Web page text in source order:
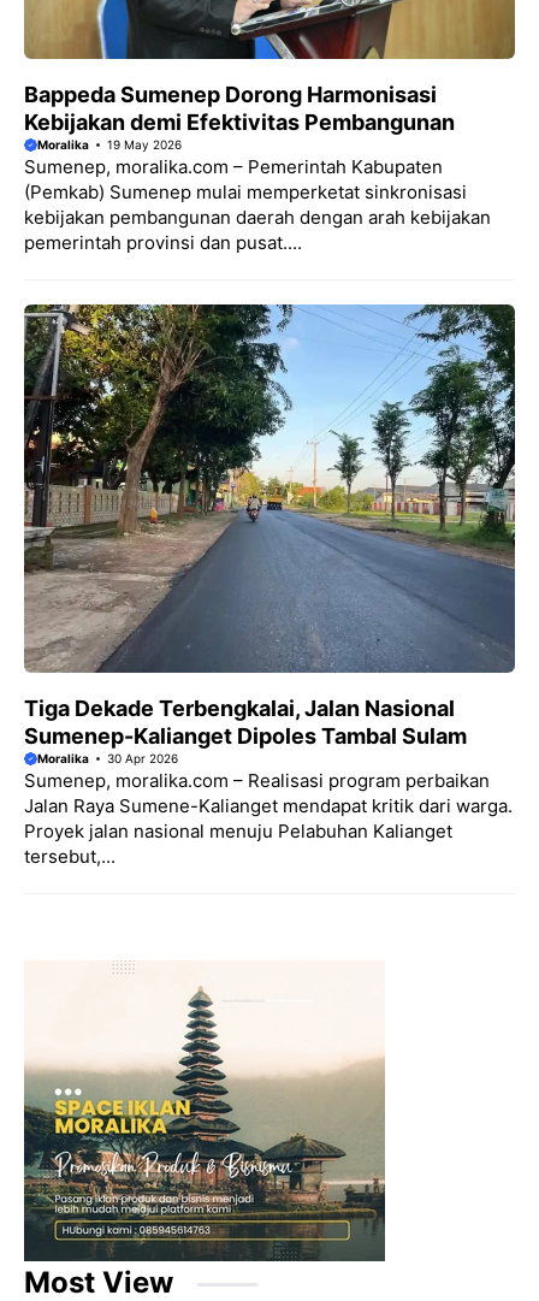
Bappeda Sumenep Dorong Harmonisasi
Kebijakan demi Efektivitas Pembangunan
Moralika 19 May 2026
Sumenep, moralika.com – Pemerintah Kabupaten
(Pemkab) Sumenep mulai memperketat sinkronisasi
kebijakan pembangunan daerah dengan arah kebijakan
pemerintah provinsi dan pusat....
Tiga Dekade Terbengkalai, Jalan Nasional
Sumenep-Kalianget Dipoles Tambal Sulam
Moralika 30 Apr 2026
Sumenep, moralika.com – Realisasi program perbaikan
Jalan Raya Sumene-Kalianget mendapat kritik dari warga.
Proyek jalan nasional menuju Pelabuhan Kalianget
tersebut,...
Most View